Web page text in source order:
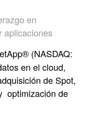
en
aplicaciones
(NASDAQ:
en el cloud,
de Spot,
optimización de